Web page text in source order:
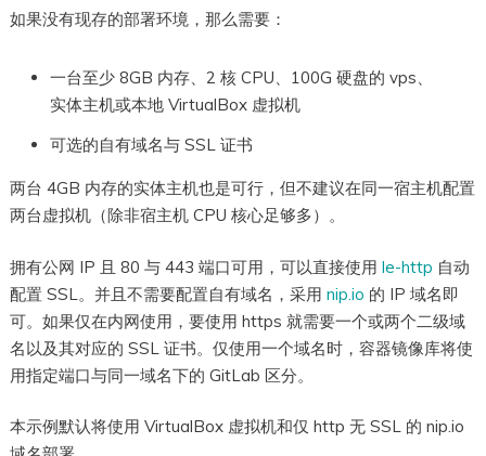
如果没有现存的部署环境，那么需要：
一台至少 8GB 内存、2 核 CPU、100G 硬盘的 vps、
实体主机或本地 VirtualBox 虚拟机
可选的自有域名与 SSL 证书
两台 4GB 内存的实体主机也是可行，但不建议在同一宿主机配置
两台虚拟机（除非宿主机 CPU 核心足够多）。
拥有公网 IP 且 80 与 443 端口可用，可以直接使用 le-http 自动
配置 SSL。并且不需要配置自有域名，采用 nip.io 的 IP 域名即
可。如果仅在内网使用，要使用 https 就需要一个或两个二级域
名以及其对应的 SSL 证书。仅使用一个域名时，容器镜像库将使
用指定端口与同一域名下的 GitLab 区分。
本示例默认将使用 VirtualBox 虚拟机和仅 http 无 SSL 的 nip.io